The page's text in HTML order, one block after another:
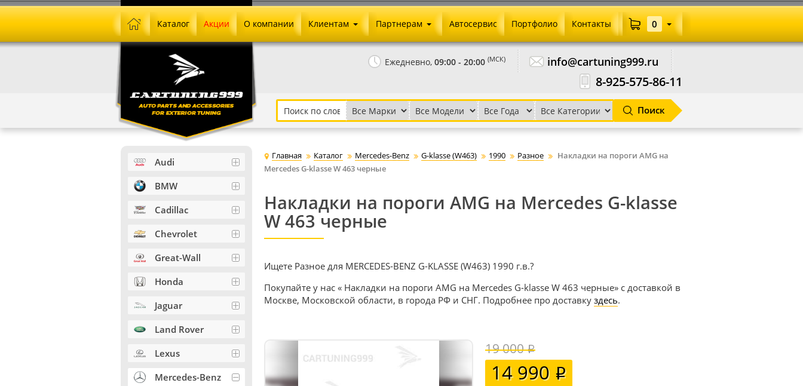
Ежедневно, 09:00 - 20:00 (МСК) info@cartuning999.ru
8-925-575-86-11
Поиск
Каталог Акции О компании Клиентам
Как сделать заказ
Установка на авто
Письмо директору
Партнерам
Агентское вознаграждение
Скачать прайс
Автосервис Портфолио Контакты 0
Главная Каталог Mercedes-Benz G-klasse (W463) 1990 Разное
Накладки на пороги AMG на
Mercedes G-klasse W 463 черные
Накладки на пороги AMG на Mercedes G-klasse
W 463 черные
Ищете Разное для MERCEDES-BENZ G-KLASSE (W463) 1990 г.в.?
Покупайте у нас « Накладки на пороги AMG на Mercedes G-klasse W 463 черные» с доставкой в
Москве, Московской области, в города РФ и СНГ. Подробнее про доставку здесь.
19 000
14 990
Audi
BMW
Cadillac
Chevrolet
Great-Wall
Honda
Jaguar
Land Rover
Lexus
Mercedes-Benz